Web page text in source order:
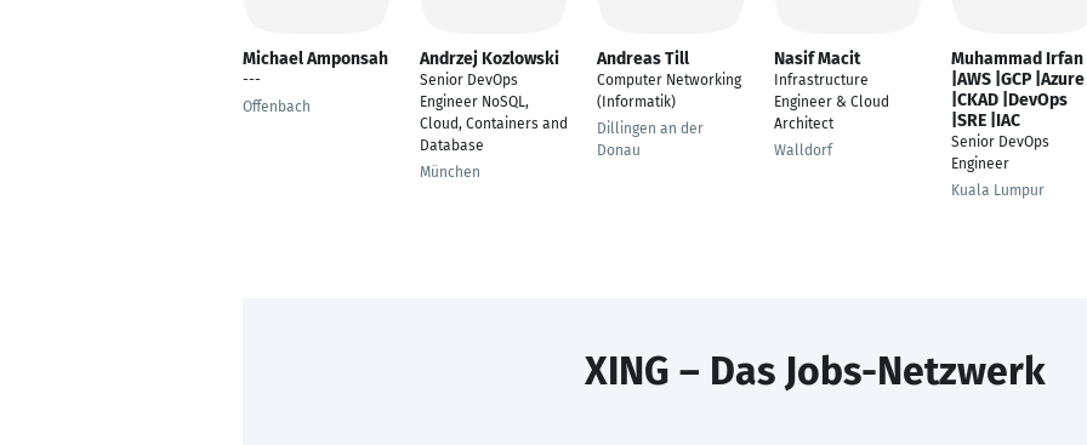
Michael Amponsah
---
Offenbach
Andrzej Kozlowski
Senior DevOps
Engineer NoSQL,
Cloud, Containers and
Database
München
Andreas Till
Computer Networking
(Informatik)
Dillingen an der
Donau
Nasif Macit
Infrastructure
Engineer & Cloud
Architect
Walldorf
Muhammad Irfan
|AWS |GCP |Azure
|CKAD |DevOps
|SRE |IAC
Senior DevOps
Engineer
Kuala Lumpur
XING – Das Jobs-Netzwerk